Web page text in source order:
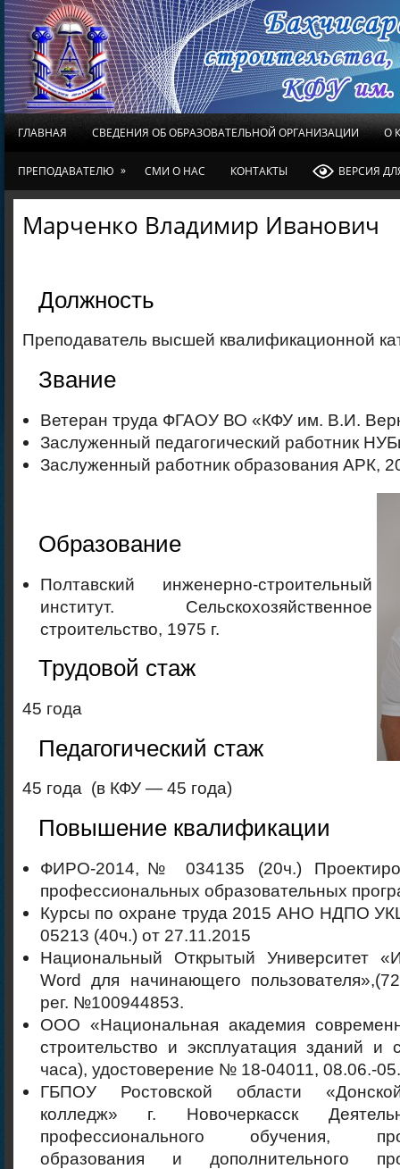
ГЛАВНАЯ СВЕДЕНИЯ ОБ ОБРАЗОВАТЕЛЬНОЙ ОРГАНИЗАЦИИ О
ПРЕПОДАВАТЕЛЮ » СМИ О НАС КОНТАКТЫ ВЕРСИЯ
Марченко Владимир Иванович
Должность
Преподаватель высшей квалификационной
Звание
Ветеран труда ФГАОУ ВО «КФУ им. В.И.
Заслуженный педагогический работник
Заслуженный работник образования АРК,
Образование
Полтавский инженерно-строительный
институт. Сельскохозяйственное
строительство, 1975 г.
Трудовой стаж
45 года
Педагогический стаж
45 года (в КФУ — 45 года)
Повышение квалификации
ФИРО-2014,№ 034135 (20ч.)
профессиональных образовательных
Курсы по охране труда 2015 АНО НДПО
05213 (40ч.) от 27.11.2015
Национальный Открытый Университет
Word для начинающего
рег. №100944853.
ООО «Национальная академия
строительство и эксплуатация зданий и
часа), удостоверение № 18-04011, 08.06.-
ГБПОУ Ростовской области
колледж» г. Новочеркасск
профессионального обучения,
образования и дополнительного